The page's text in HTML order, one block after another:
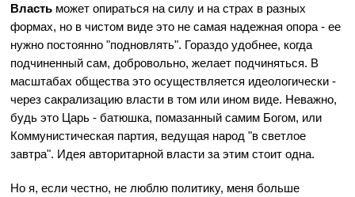
Власть может опираться на силу и на страх в разных
формах, но в чистом виде это не самая надежная опора - ее
нужно постоянно "подновлять". Гораздо удобнее, когда
подчиненный сам, добровольно, желает подчиняться. В
масштабах общества это осуществляется идеологически -
через сакрализацию власти в том или ином виде. Неважно,
будь это Царь - батюшка, помазанный самим Богом, или
Коммунистическая партия, ведущая народ "в светлое
завтра". Идея авторитарной власти за этим стоит одна.
Но я, если честно, не люблю политику, меня больше